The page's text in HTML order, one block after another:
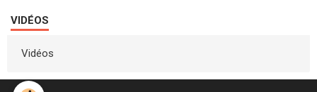
VIDÉOS
Vidéos